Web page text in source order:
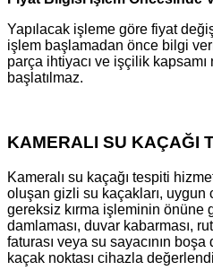
Yapılacak işleme göre fiyat
işlem başlamadan önce bilgi
parça ihtiyacı ve işçilik
başlatılmaz.
KAMERALI SU KAÇAĞI
Kameralı su kaçağı tespiti
oluşan gizli su kaçakları,
gereksiz kırma işleminin önüne
damlaması, duvar kabarması,
faturası veya su sayacının
kaçak noktası cihazla